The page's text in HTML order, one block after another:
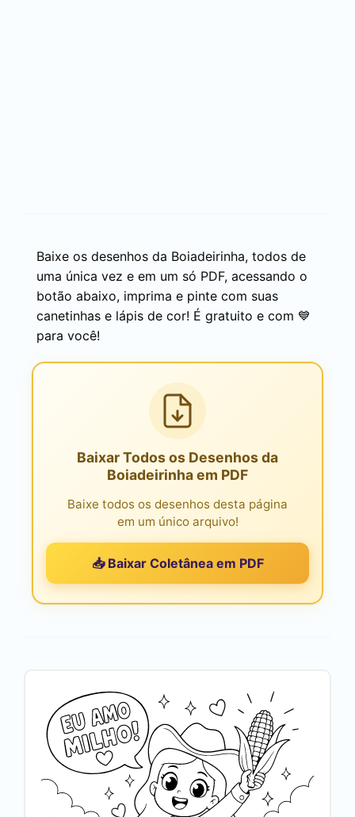
Baixe os desenhos da Boiadeirinha, todos de
uma única vez e em um só PDF, acessando o
botão abaixo, imprima e pinte com suas
canetinhas e lápis de cor! É gratuito e com 💙
para você!
Baixar Todos os Desenhos da
Boiadeirinha em PDF
Baixe todos os desenhos desta página
em um único arquivo!
📥 Baixar Coletânea em PDF